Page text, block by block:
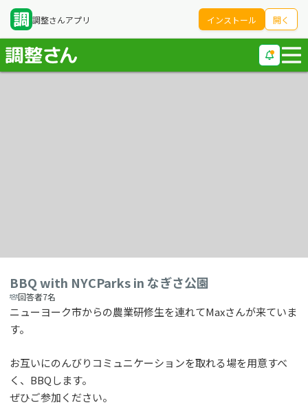
調整さんアプリ インストール 開く
BBQ with NYCParks in なぎさ公園
回答者7名
ニューヨーク市からの農業研修生を連れてMaxさんが来ていま
す。
お互いにのんびりコミュニケーションを取れる場を用意すべ
く、BBQします。
ぜひご参加ください。